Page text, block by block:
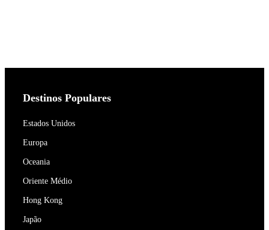
Destinos Populares
Estados Unidos
Europa
Oceania
Oriente Médio
Hong Kong
Japão